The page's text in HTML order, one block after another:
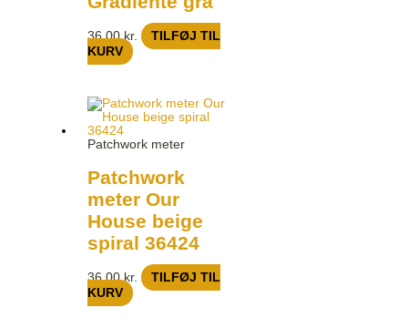
36,00kr.
TILFØJ TIL
KURV
Patchwork meter
Patchwork
meter Our
House beige
spiral 36424
36,00kr.
TILFØJ TIL
KURV